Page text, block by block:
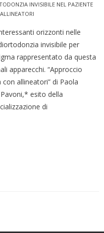
INVISIBILE NEL PAZIENTE
orizzonti nelle
invisibile per
rappresentato da questa
apparecchi. “Approccio
allineatori” di Paola
esito della
di